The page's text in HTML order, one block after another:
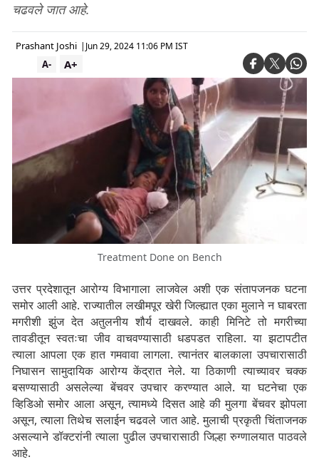
चढवले जात आहे.
Prashant Joshi | Jun 29, 2024 11:06 PM IST
A+
A-
Treatment Done on Bench
उत्तर प्रदेशातून आरोग्य विभागाला लाजवेल अशी एक संतापजनक घटना
समोर आली आहे. राज्यातील लखीमपूर खेरी जिल्ह्यात एका मुलाने न घाबरता
मगरीशी झुंज देत अतुलनीय शौर्य दाखवले. काही मिनिटे तो मगरीच्या
तावडीतून स्वतःचा जीव वाचवण्यासाठी धडपडत राहिला. या झटापटीत
त्याला आपला एक हात गमवावा लागला. त्यानंतर बालकाला उपचारासाठी
निघासनसामुदायिक आरोग्य केंद्रात नेले. या ठिकाणी त्याच्यावर चक्क
बसण्यासाठी असलेल्या बेंचवर उपचार करण्यात आले. या घटनेचा एक
व्हिडिओ समोर आला असून, त्यामध्ये दिसत आहे की मुलगा बेंचवर झोपला
असून, त्याला तिथेच सलाईन चढवले जात आहे. मुलाची प्रकृती चिंताजनक
असल्याने डॉक्टरांनी त्याला पुढील उपचारासाठी जिल्हा रुग्णालयात पाठवले
आहे.